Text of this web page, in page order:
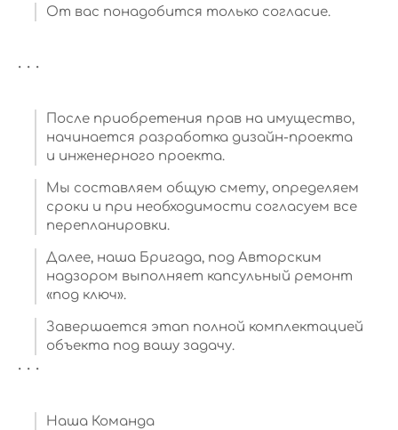
От вас понадобится только согласие.
. . .
После приобретения прав на имущество,
начинается разработка дизайн-проекта
и инженерного проекта.
Мы составляем общую смету, определяем
сроки и при необходимости согласуем все
перепланировки.
Далее, наша Бригада, под Авторским
надзором выполняет капсульный ремонт
«под ключ».
Завершается этап полной комплектацией
объекта под вашу задачу.
. . .
Наша Команда